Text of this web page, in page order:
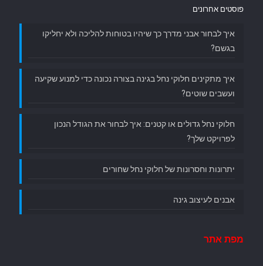
פוסטים אחרונים
איך לבחור אבני מדרך כך שיהיו בטוחות להליכה ולא יחליקו
בגשם?
איך מתקינים חלוקי נחל בגינה בצורה נכונה כדי למנוע שקיעה
ועשבים שוטים?
חלוקי נחל גדולים או קטנים: איך לבחור את הגודל הנכון
לפרויקט שלך?
יתרונות וחסרונות של חלוקי נחל שחורים
אבנים לעיצוב גינה
מפת אתר